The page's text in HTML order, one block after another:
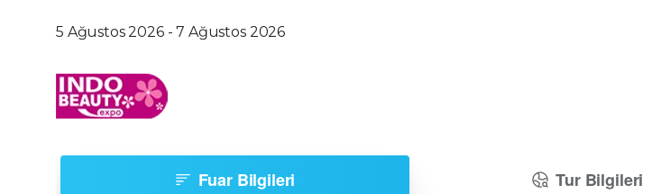
5 Ağustos 2026-7 Ağustos 2026
Fuar Bilgileri Tur Bilgileri